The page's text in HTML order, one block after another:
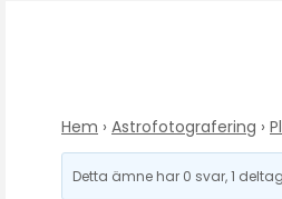
Hem › Astrofotografering ›
Detta ämne har 0 svar, 1